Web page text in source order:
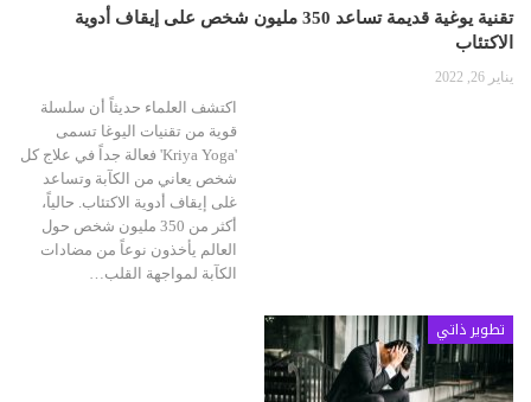
تقنية يوغية قديمة تساعد 350 مليون شخص على إيقاف أدوية
الاكتئاب
يناير 26, 2022
اكتشف العلماء حديثاً أن سلسلة
قوية من تقنيات اليوغا تسمى
'Kriya Yoga' فعالة جداً في علاج كل
شخص يعاني من الكآبة وتساعد
غلى إيقاف أدوية الاكتئاب. حالياً،
أكثر من 350 مليون شخص حول
العالم يأخذون نوعاً من مضادات
الكآبة لمواجهة القلب…
تطوير ذاتي